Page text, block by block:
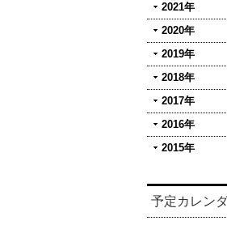
2021年
2020年
2019年
2018年
2017年
2016年
2015年
予定カレン